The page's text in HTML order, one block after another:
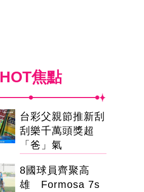
HOT焦點
台彩父親節推新刮
刮樂千萬頭獎超
「爸」氣
8國球員齊聚高
雄 Formosa 7s